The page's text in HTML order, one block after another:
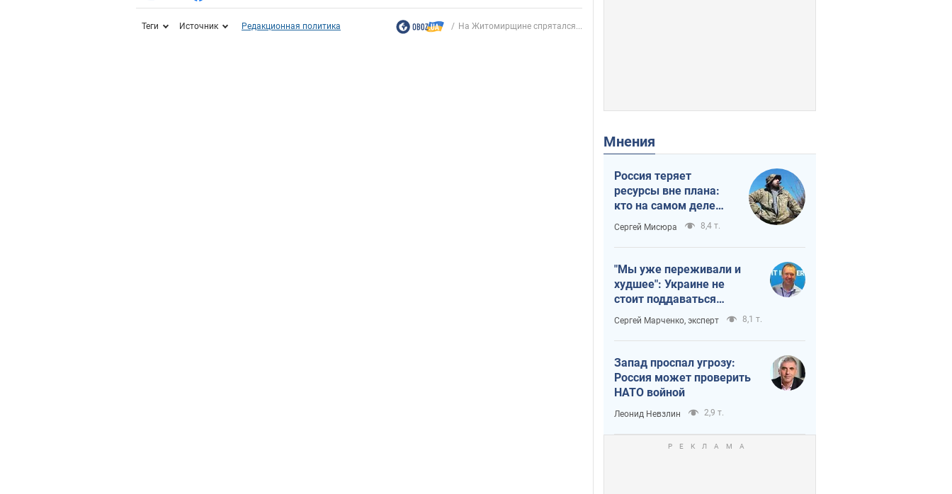
Теги Источник Редакционная политика На Житомирщине спрятался...
Мнения
Россия теряет
ресурсы вне плана:
кто на самом деле
диктует темп войны
Сергей Мисюра 8,4 т.
"Мы уже переживали и
худшее": Украине не
стоит поддаваться
отчаянию из-за
ракетного террора
Сергей Марченко, эксперт 8,1 т.
Запад проспал угрозу:
Россия может проверить
НАТО войной
Леонид Невзлин 2,9 т.